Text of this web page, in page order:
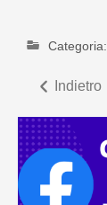
Categoria:
Indietro